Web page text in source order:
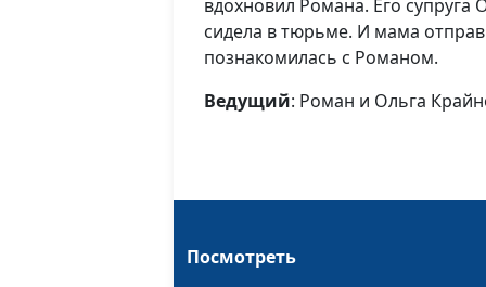
вдохновил Романа. Его
сидела в тюрьме. И мама
познакомилась с Романом.
Ведущий: Роман и Ольга
Посмотреть